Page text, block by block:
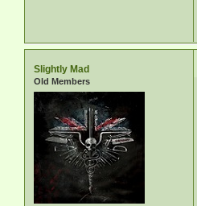
Slightly Mad
Old Members